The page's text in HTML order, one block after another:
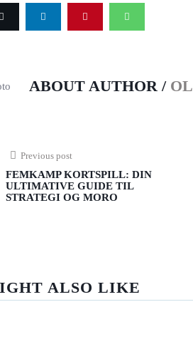
ABOUT AUTHOR /
Previous post
FEMKAMP KORTSPILL: DIN
ULTIMATIVE GUIDE TIL
STRATEGI OG MORO
ALSO LIKE